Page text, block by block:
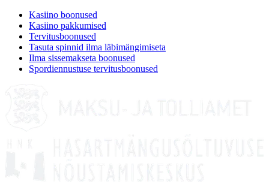
Kasiino boonused
Kasiino pakkumised
Tervitusboonused
Tasuta spinnid ilma läbimängimiseta
Ilma sissemakseta boonused
Spordiennustuse tervitusboonused